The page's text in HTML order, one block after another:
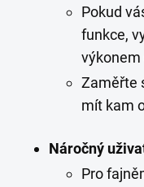
Pokud
funkce,
výkonem
Zaměřte
mít kam
Náročný
Pro